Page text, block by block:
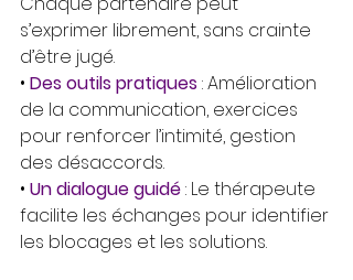
s’exprimer librement, sans crainte
d’être jugé.
• Des outils pratiques : Amélioration
de la communication, exercices
pour renforcer l’intimité, gestion
des désaccords.
• Un dialogue guidé: Le thérapeute
facilite les échanges pour identifier
les blocages et les solutions.